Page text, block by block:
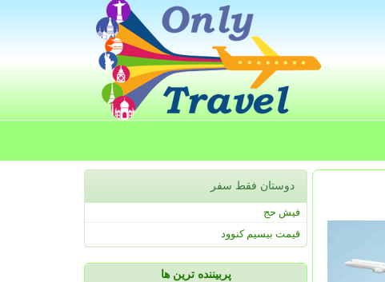
دوستان فقط سفر
فیش حج
قیمت بیسیم کنوود
پربیننده ترین ها